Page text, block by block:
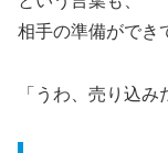
相手の準備がで
「うわ、売り込